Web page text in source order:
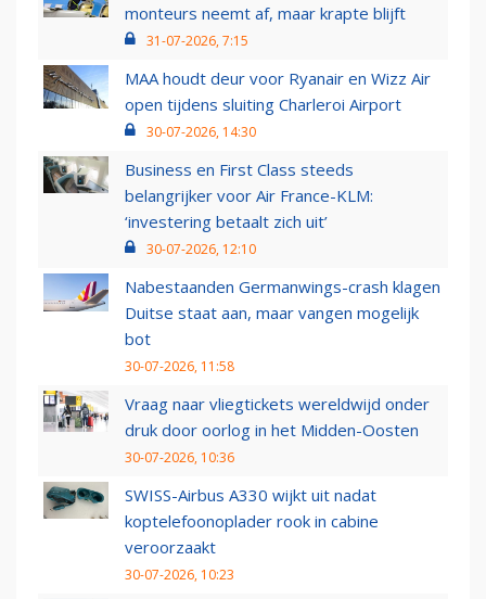
monteurs neemt af, maar krapte blijft
31-07-2026, 7:15
MAA houdt deur voor Ryanair en Wizz Air
open tijdens sluiting Charleroi Airport
30-07-2026, 14:30
Business en First Class steeds
belangrijker voor Air France-KLM:
‘investering betaalt zich uit’
30-07-2026, 12:10
Nabestaanden Germanwings-crash klagen
Duitse staat aan, maar vangen mogelijk
bot
30-07-2026, 11:58
Vraag naar vliegtickets wereldwijd onder
druk door oorlog in het Midden-Oosten
30-07-2026, 10:36
SWISS-Airbus A330 wijkt uit nadat
koptelefoonoplader rook in cabine
veroorzaakt
30-07-2026, 10:23